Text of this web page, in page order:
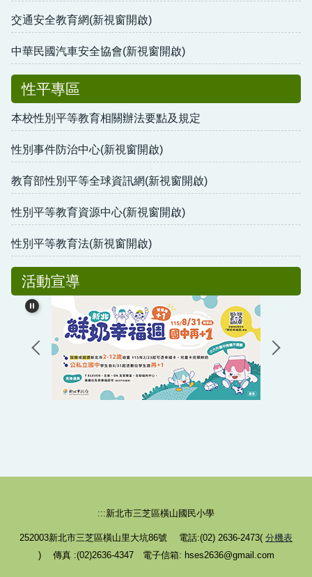
交通安全教育網(新視窗開啟)
中華民國汽車安全協會(新視窗開啟)
性平專區
本校性別平等教育相關辦法要點及規定
性別事件防治中心(新視窗開啟)
教育部性別平等全球資訊網(新視窗開啟)
性別平等教育資源中心(新視窗開啟)
性別平等教育法(新視窗開啟)
活動宣導
:::新北市三芝區橫山國民小學
252003新北市三芝區橫山里大坑86號 電話:(02) 2636-2473( 分機表
) 傳真 :(02)2636-4347 電子信箱: hses2636@gmail.com